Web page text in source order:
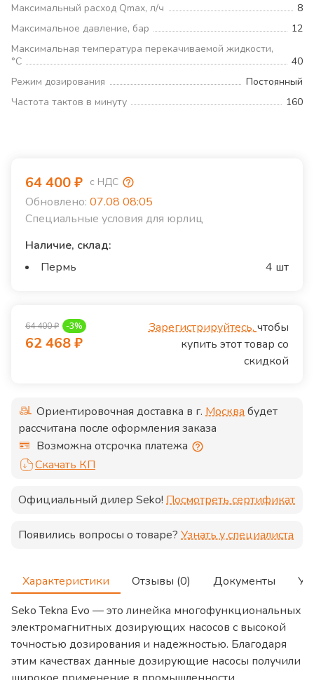
Максимальный расход Qmax, л/ч
8
Максимальное давление, бар
12
Максимальная температура перекачиваемой жидкости,
°С
40
Режим дозирования
Постоянный
Частота тактов в минуту
160
64 400₽ с НДС
Обновлено: 07.08 08:05
Специальные условия для юрлиц
Наличие, склад:
Пермь
4 шт
64 400₽ -3%
62 468₽
Зарегистрируйтесь,чтобы
купить этот товар со
скидкой
Ориентировочная доставка в г. Москвабудет
рассчитана после оформления заказа
Возможна отсрочка платежа
Скачать КП
Официальный дилер Seko! Посмотреть сертификат
Появились вопросы о товаре? Узнать у специалиста
Характеристики Отзывы (0) Документы
Seko Tekna Evo — это линейка многофункциональных
электромагнитных дозирующих насосов с высокой
точностью дозирования и надежностью. Благодаря
этим качествах данные дозирующие насосы получили